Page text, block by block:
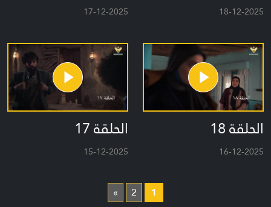
18-12-2025
17-12-2025
الحلقة 18
16-12-2025
الحلقة 17
15-12-2025
1
2
»